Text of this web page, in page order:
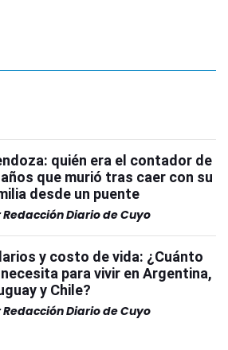
quién era el contador de
que murió tras caer con su
desde un puente
Redacción Diario de Cuyo
y costo de vida: ¿Cuánto
para vivir en Argentina,
y Chile?
Redacción Diario de Cuyo